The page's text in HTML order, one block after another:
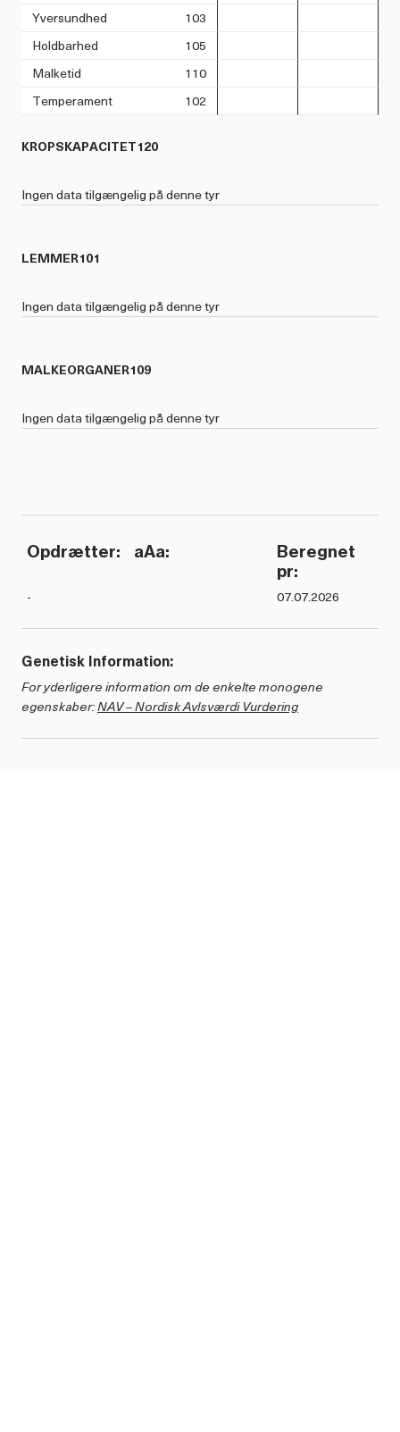
Yversundhed
103
Holdbarhed
105
Malketid
110
Temperament
102
KROPSKAPACITET120
Ingen data tilgængelig på denne tyr
LEMMER101
Ingen data tilgængelig på denne tyr
MALKEORGANER109
Ingen data tilgængelig på denne tyr
Opdrætter: aAa:
Beregnet
pr:
- 07.07.2026
Genetisk Information:
For yderligere information om de enkelte monogene
egenskaber:NAV – Nordisk Avlsværdi Vurdering